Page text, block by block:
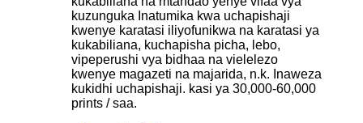
kuzunguka Inatumika kwa uchapishaji
kwenye karatasi iliyofunikwa na karatasi ya
kukabiliana, kuchapisha picha, lebo,
vipeperushi vya bidhaa na vielelezo
kwenye magazeti na majarida, n.k. Inaweza
kukidhi uchapishaji. kasi ya 30,000-60,000
prints / saa.